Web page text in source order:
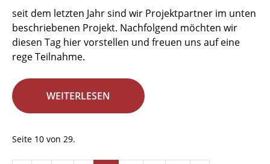
seit dem letzten Jahr sind wir Projektpartner im unten
beschriebenen Projekt. Nachfolgend möchten wir
diesen Tag hier vorstellen und freuen uns auf eine
rege Teilnahme.
WEITERLESEN
Seite 10 von 29.